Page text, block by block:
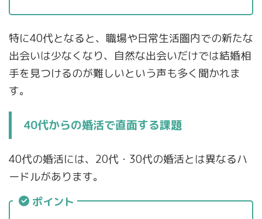
特に40代となると、職場や日常生活圏内での新たな
出会いは少なくなり、自然な出会いだけでは結婚相
手を見つけるのが難しいという声も多く聞かれま
す。
40代からの婚活で直面する課題
40代の婚活には、20代・30代の婚活とは異なるハ
ードルがあります。
ポイント